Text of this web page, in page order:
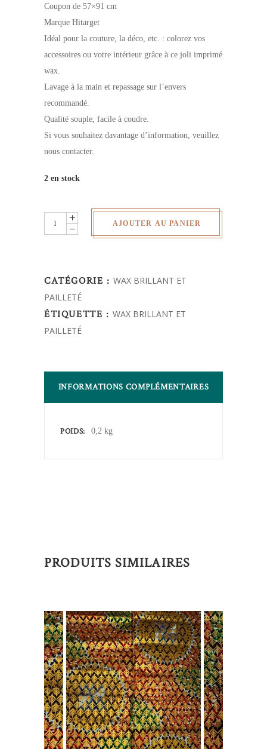
Coupon de 57×91 cm
Marque Hitarget
Idéal pour la couture, la déco, etc. : colorez vos
accessoires ou votre intérieur grâce à ce joli imprimé
wax.
Lavage à la main et repassage sur l’envers
recommandé.
Qualité souple, facile à coudre.
Si vous souhaitez davantage d’information, veuillez
nous contacter.
2 en stock
wax
pailleté
AJOUTER AU PANIER
CATÉGORIE :WAX BRILLANT ET
PAILLETÉ
ÉTIQUETTE :WAX BRILLANT ET
PAILLETÉ
INFORMATIONS COMPLÉMENTAIRES
POIDS 0,2 kg
PRODUITS SIMILAIRES
AJOUTER AU PANIER